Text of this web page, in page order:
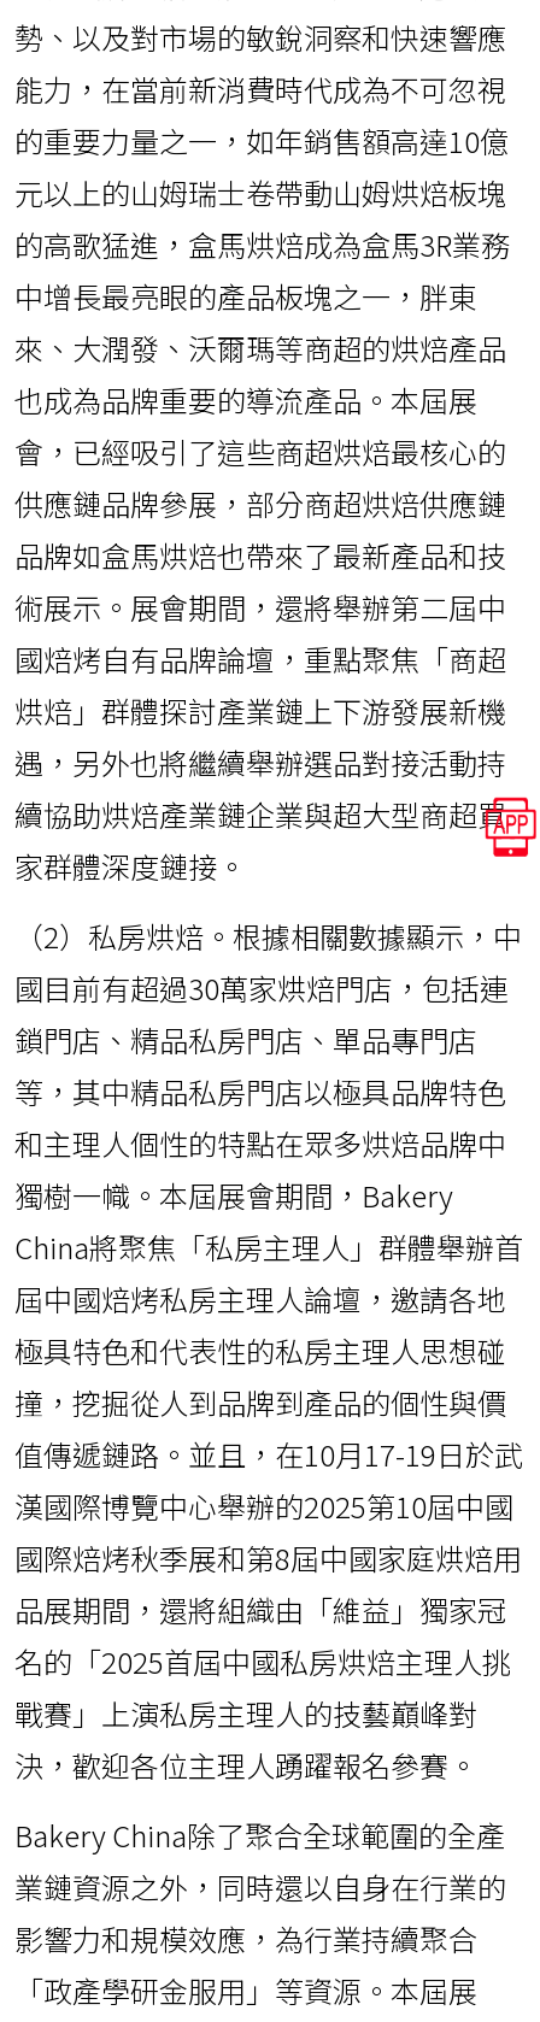
勢、以及對市場的敏銳洞察和快速響應
能力，在當前新消費時代成為不可忽視
的重要力量之一，如年銷售額高達10億
元以上的山姆瑞士卷帶動山姆烘焙板塊
的高歌猛進，盒馬烘焙成為盒馬3R業務
中增長最亮眼的產品板塊之一，胖東
來、大潤發、沃爾瑪等商超的烘焙產品
也成為品牌重要的導流產品。本屆展
會，已經吸引了這些商超烘焙最核心的
供應鏈品牌參展，部分商超烘焙供應鏈
品牌如盒馬烘焙也帶來了最新產品和技
術展示。展會期間，還將舉辦第二屆中
國焙烤自有品牌論壇，重點聚焦「商超
烘焙」群體探討產業鏈上下游發展新機
遇，另外也將繼續舉辦選品對接活動持
續協助烘焙產業鏈企業與超大型商超買
家群體深度鏈接。
（2）私房烘焙。根據相關數據顯示，中
國目前有超過30萬家烘焙門店，包括連
鎖門店、精品私房門店、單品專門店
等，其中精品私房門店以極具品牌特色
和主理人個性的特點在眾多烘焙品牌中
獨樹一幟。本屆展會期間，Bakery
China將聚焦「私房主理人」群體舉辦首
屆中國焙烤私房主理人論壇，邀請各地
極具特色和代表性的私房主理人思想碰
撞，挖掘從人到品牌到產品的個性與價
值傳遞鏈路。並且，在10月17-19日於武
漢國際博覽中心舉辦的2025第10屆中國
國際焙烤秋季展和第8屆中國家庭烘焙用
品展期間，還將組織由「維益」獨家冠
名的「2025首屆中國私房烘焙主理人挑
戰賽」上演私房主理人的技藝巔峰對
決，歡迎各位主理人踴躍報名參賽。
Bakery China除了聚合全球範圍的全產
業鏈資源之外，同時還以自身在行業的
影響力和規模效應，為行業持續聚合
「政產學研金服用」等資源。本屆展